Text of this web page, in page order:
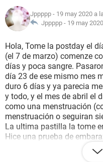
NUTRICIÓN
BIENESTAR
SEXUALIDAD
GLOSARIO
Jppppp - 19 may 2020 a
Jppppp - 19 may
Hola, Tome la postday el
(el 7 de marzo) comenze
días y poca sangre.
día 23 de ese mismo mes
duro 6 días y ya parecia
y todo, y el mes de abril el
como una menstruación
menstruación o seguiran
La ultima pastilla la tome
Hice una prueba de
relacion sexual (osea un
Puedo descartar el